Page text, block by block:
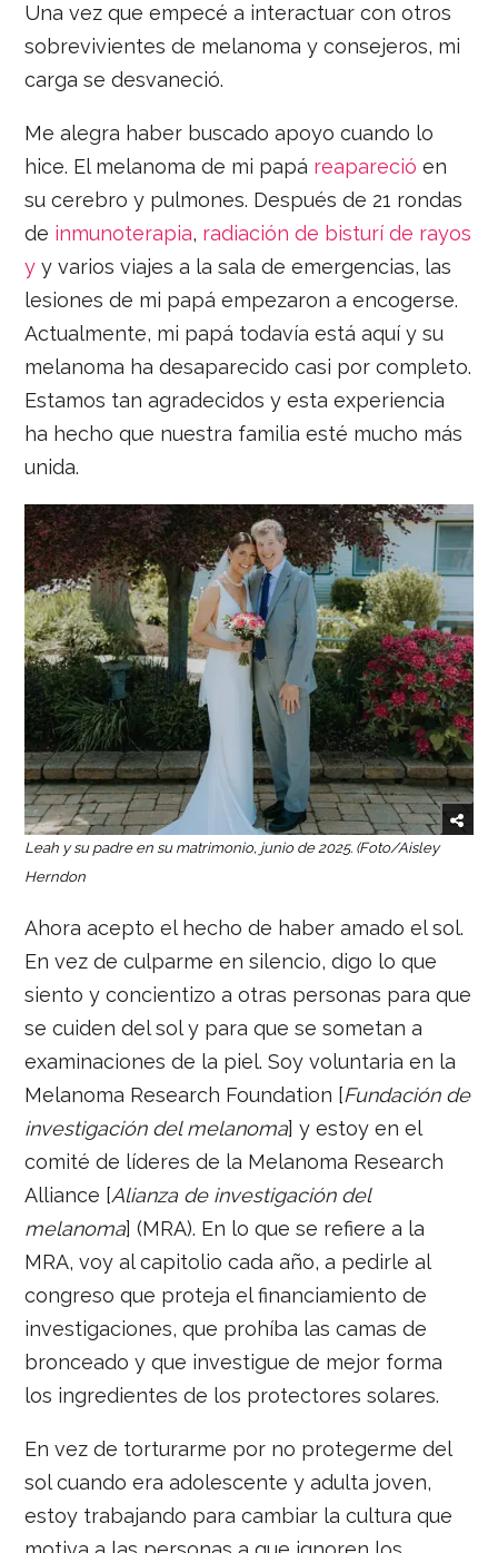
Una vez que empecé a interactuar con otros
sobrevivientes de melanoma y consejeros, mi
carga se desvaneció.
Me alegra haber buscado apoyo cuando lo
hice. El melanoma de mi papá reapareció en
su cerebro y pulmones. Después de 21 rondas
de inmunoterapia, radiación de bisturí de rayos
y y varios viajes a la sala de emergencias, las
lesiones de mi papá empezaron a encogerse.
Actualmente, mi papá todavía está aquí y su
melanoma ha desaparecido casi por completo.
Estamos tan agradecidos y esta experiencia
ha hecho que nuestra familia esté mucho más
unida.
Leah y su padre en su matrimonio, junio de 2025. (Foto/Aisley
Herndon
Ahora acepto el hecho de haber amado el sol.
En vez de culparme en silencio, digo lo que
siento y concientizo a otras personas para que
se cuiden del sol y para que se sometan a
examinaciones de la piel. Soy voluntaria en la
Melanoma Research Foundation [Fundación de
investigación del melanoma] y estoy en el
comité de líderes de la Melanoma Research
Alliance [Alianza de investigación del
melanoma] (MRA). En lo que se refiere a la
MRA, voy al capitolio cada año, a pedirle al
congreso que proteja el financiamiento de
investigaciones, que prohíba las camas de
bronceado y que investigue de mejor forma
los ingredientes de los protectores solares.
En vez de torturarme por no protegerme del
sol cuando era adolescente y adulta joven,
estoy trabajando para cambiar la cultura que